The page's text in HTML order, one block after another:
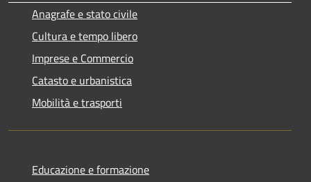
Anagrafe e stato civile
Cultura e tempo libero
Imprese e Commercio
Catasto e urbanistica
Mobilità e trasporti
Educazione e formazione